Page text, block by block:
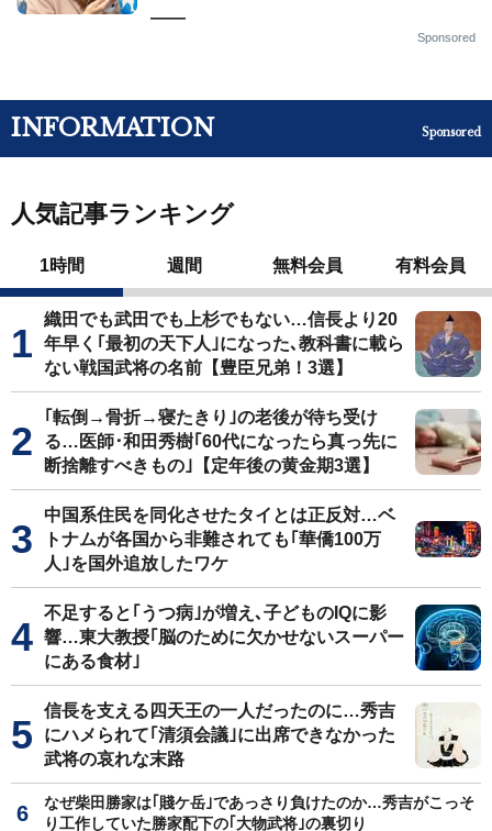
——
Sponsored
INFORMATION Sponsored
人気記事ランキング
1時間 週間 無料会員 有料会員
織田でも武田でも上杉でもない…信長より20
年早く｢最初の天下人｣になった､教科書に載ら
ない戦国武将の名前【豊臣兄弟！3選】
｢転倒→骨折→寝たきり｣の老後が待ち受け
る…医師･和田秀樹｢60代になったら真っ先に
断捨離すべきもの｣【定年後の黄金期3選】
中国系住民を同化させたタイとは正反対…ベ
トナムが各国から非難されても｢華僑100万
人｣を国外追放したワケ
不足すると｢うつ病｣が増え､子どものIQに影
響…東大教授｢脳のために欠かせないスーパー
にある食材｣
信長を支える四天王の一人だったのに…秀吉
にハメられて｢清須会議｣に出席できなかった
武将の哀れな末路
なぜ柴田勝家は｢賤ケ岳｣であっさり負けたのか…秀吉がこっそ
り工作していた勝家配下の｢大物武将｣の裏切り